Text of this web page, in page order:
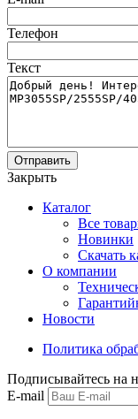
Телефон
Текст
Отправить
Закрыть
Каталог
Все
Новинки
Скачать
О компании
Новости
Политика
Подписывайтесь на
E-mail